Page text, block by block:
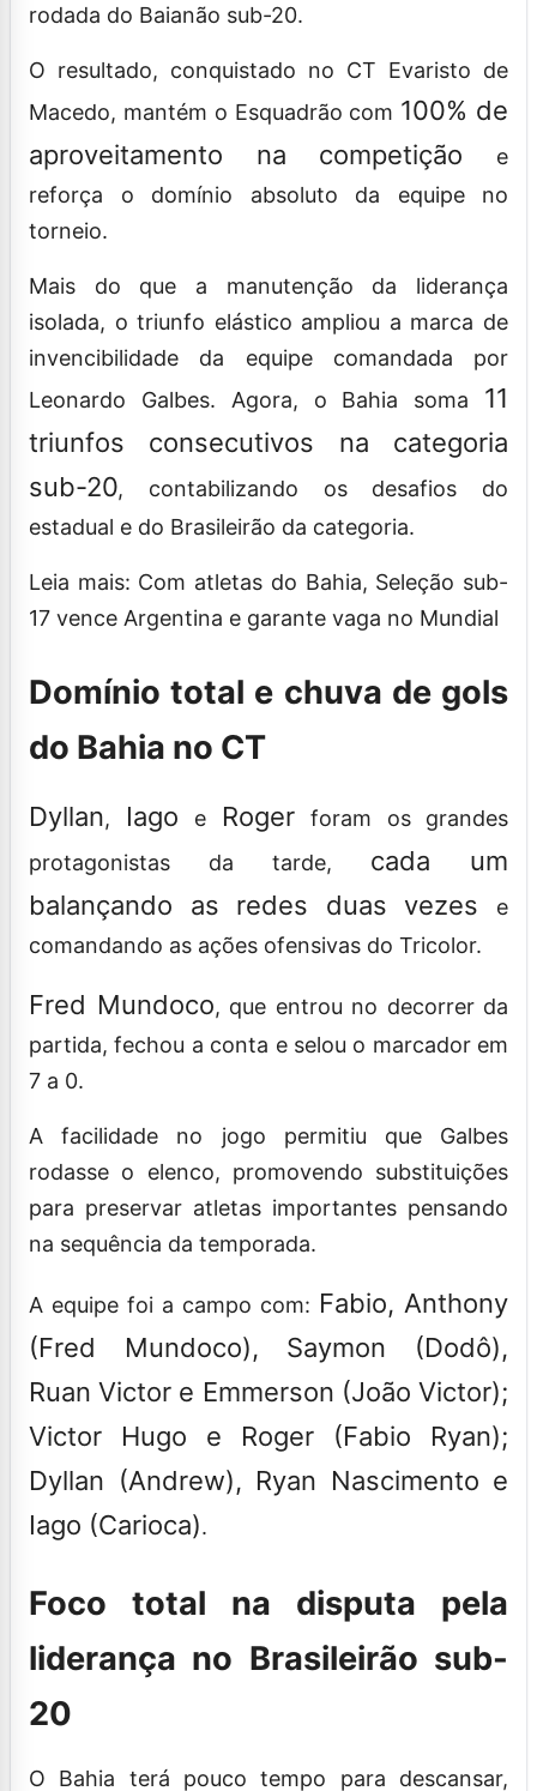
rodada do Baianão sub-20.
O resultado, conquistado no CT Evaristo de
Macedo, mantém o Esquadrão com 100% de
aproveitamento na competição
e
reforça o domínio absoluto da equipe no
torneio.
Mais do que a manutenção da liderança
isolada, o triunfo elástico ampliou a marca de
invencibilidade da equipe comandada por
Leonardo Galbes. Agora, o Bahia soma 11
triunfos consecutivos na categoria
sub-20, contabilizando os desafios do
estadual e do Brasileirão da categoria.
Leia mais: Com atletas do Bahia, Seleção sub-
17 vence Argentina e garante vaga no Mundial
Domínio total e chuva de gols
do Bahia no CT
Dyllan, Iago e Roger
foram os grandes
protagonistas da tarde, cada um
balançando as redes duas vezes
e
comandando as ações ofensivas do Tricolor.
Fred Mundoco, que entrou no decorrer da
partida, fechou a conta e selou o marcador em
7 a 0.
A facilidade no jogo permitiu que Galbes
rodasse o elenco, promovendo substituições
para preservar atletas importantes pensando
na sequência da temporada.
A equipe foi a campo com: Fabio, Anthony
(Fred Mundoco), Saymon (Dodô),
Ruan Victor e Emmerson (João Victor);
Victor Hugo e Roger (Fabio Ryan);
Dyllan (Andrew), Ryan Nascimento e
Iago (Carioca).
Foco total na disputa pela
liderança no Brasileirão sub-
20
O Bahia terá pouco tempo para descansar,